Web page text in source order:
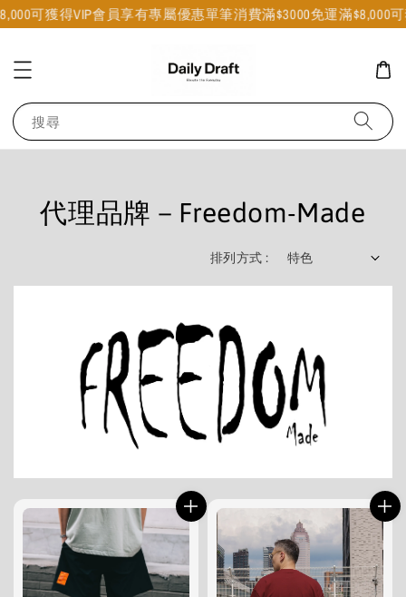
可獲得VIP會員享有專屬優惠單筆消費滿$3000免運滿$8,000可
搜尋
代理品牌－Freedom-Made
排列方式 :